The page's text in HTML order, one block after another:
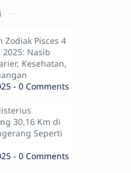
Zodiak Pisces 4
Nasib
Kesehatan,
- 0 Comments
30,16 Km di
Seperti
- 0 Comments